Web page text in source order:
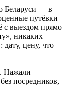
Беларуси — в
путёвки
с выездом прямо
никаких
цену, что
Нажали
посредников,